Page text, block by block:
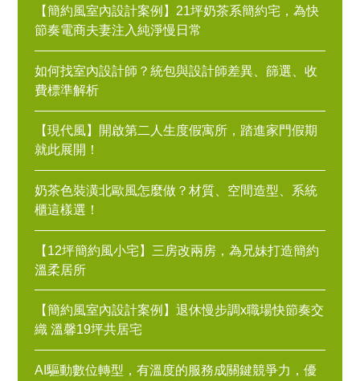
【簡約風室內設計案例】21坪奶茶系簡約宅，為快
節奏電商夫妻注入純淨慢日常
如何找室內設計師？統包與設計師差異、篩選、收
費標準解析
【現代風】開啟第二人生度假寓所，踏進家門假期
就此展開！
奶茶色裝潢北歐風怎麼做？材質、空間造型、系統
櫃這樣選！
【12坪簡約風小宅】三房改兩房，為兄妹打造簡約
溫柔居所
【簡約風室內設計案例】退休慢步調x職場快節奏交
織 溫馨19坪共居宅
AI驅動數位轉型，有溫度的服務成關鍵競爭力，優